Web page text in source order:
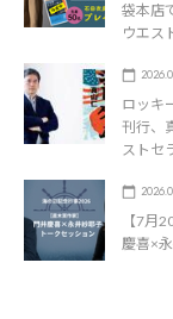
袋本店
ウエス
ロッキ
刊行、
ストセ
【7月
慶喜×